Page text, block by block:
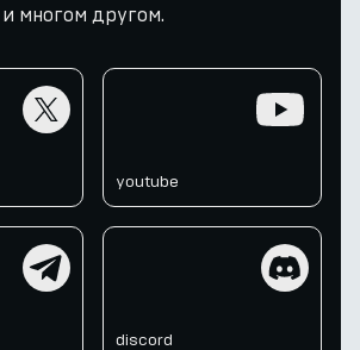
многом другом.
youtube
discord